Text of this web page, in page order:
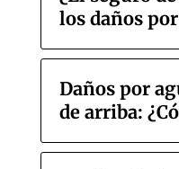
los daños
Daños por
de arriba: